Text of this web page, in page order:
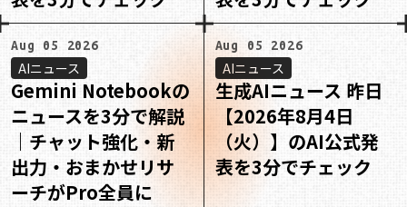
Aug 05 2026
AIニュース
Gemini Notebookの
ニュースを3分で解説
｜チャット強化・新
出力・おまかせリサ
ーチがPro全員に
Aug 05 2026
AIニュース
生成AIニュース 昨日
【2026年8月4日
（火）】のAI公式発
表を3分でチェック